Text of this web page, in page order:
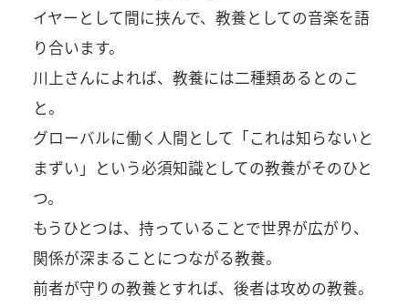
イヤーとして間に挟んで、教養としての音楽を語
り合います。
川上さんによれば、教養には二種類あるとのこ
と。
グローバルに働く人間として「これは知らないと
まずい」という必須知識としての教養がそのひと
つ。
もうひとつは、持っていることで世界が広がり、
関係が深まることにつながる教養。
前者が守りの教養とすれば、後者は攻めの教養。